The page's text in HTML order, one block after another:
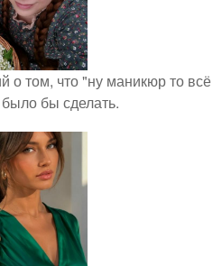
о том, что "ну маникюр то всё
бы сделать.